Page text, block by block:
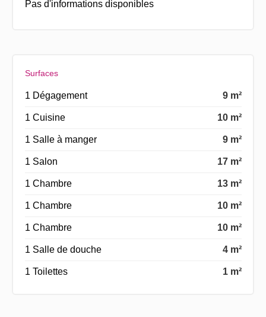
Pas d'informations disponibles
Surfaces
1 Dégagement 9 m²
1 Cuisine 10 m²
1 Salle à manger 9 m²
1 Salon 17 m²
1 Chambre 13 m²
1 Chambre 10 m²
1 Chambre 10 m²
1 Salle de douche 4 m²
1 Toilettes 1 m²